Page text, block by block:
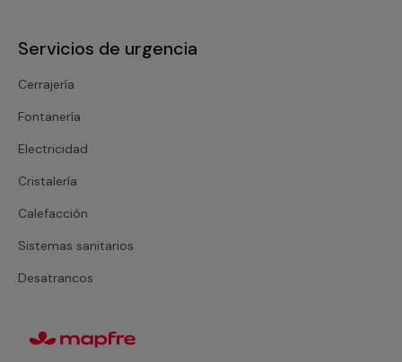
Servicios de urgencia
Cerrajería
Fontanería
Electricidad
Cristalería
Calefacción
Sistemas sanitarios
Desatrancos